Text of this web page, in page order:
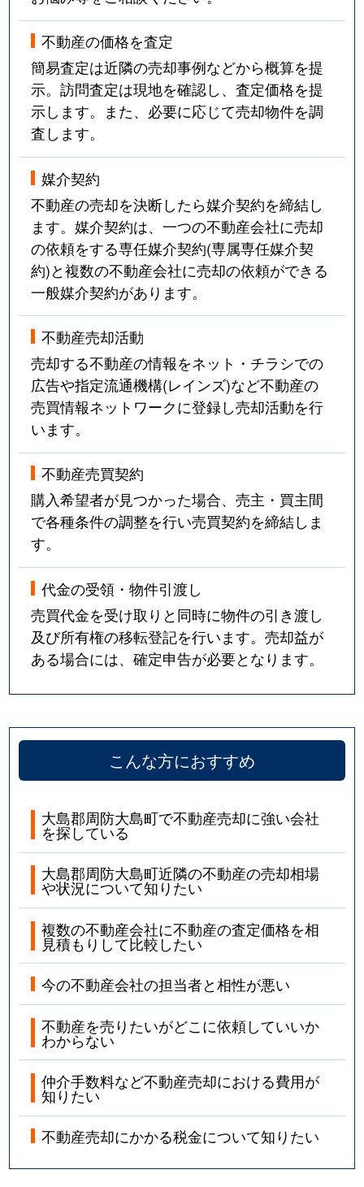
不動産の価格を査定
簡易査定は近隣の売却事例などから概算を提
示。訪問査定は現地を確認し、査定価格を提
示します。また、必要に応じて売却物件を調
査します。
媒介契約
不動産の売却を決断したら媒介契約を締結し
ます。媒介契約は、一つの不動産会社に売却
の依頼をする専任媒介契約(専属専任媒介契
約)と複数の不動産会社に売却の依頼ができる
一般媒介契約があります。
不動産売却活動
売却する不動産の情報をネット・チラシでの
広告や指定流通機構(レインズ)など不動産の
売買情報ネットワークに登録し売却活動を行
います。
不動産売買契約
購入希望者が見つかった場合、売主・買主間
で各種条件の調整を行い売買契約を締結しま
す。
代金の受領・物件引渡し
売買代金を受け取りと同時に物件の引き渡し
及び所有権の移転登記を行います。売却益が
ある場合には、確定申告が必要となります。
こんな方におすすめ
大島郡周防大島町で不動産売却に強い会社
を探している
大島郡周防大島町近隣の不動産の売却相場
や状況について知りたい
複数の不動産会社に不動産の査定価格を相
見積もりして比較したい
今の不動産会社の担当者と相性が悪い
不動産を売りたいがどこに依頼していいか
わからない
仲介手数料など不動産売却における費用が
知りたい
不動産売却にかかる税金について知りたい